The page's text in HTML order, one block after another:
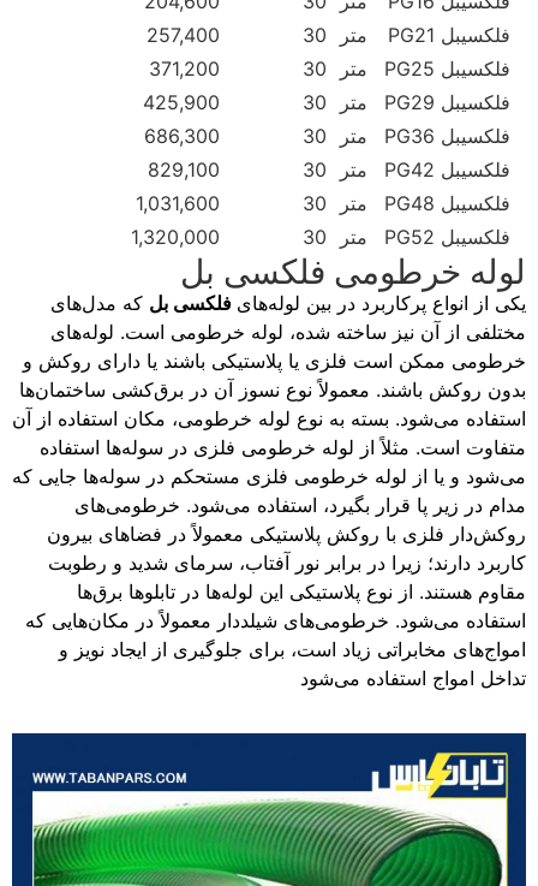
فلکسیبل PG21
متر 30
257,400
فلکسیبل PG25
متر 30
371,200
فلکسیبل PG29
متر 30
425,900
فلکسیبل PG36
متر 30
686,300
فلکسیبل PG42
متر 30
829,100
فلکسیبل PG48
متر 30
1,031,600
فلکسیبل PG52
متر 30
1,320,000
لوله خرطومی فلکسی بل
یکی از انواع پرکاربرد در بین لوله‌های فلکسی بل که مدل‌های
مختلفی از آن نیز ساخته شده، لوله خرطومی است. لوله‌های
خرطومی ممکن است فلزی یا پلاستیکی باشند یا دارای روکش و
بدون روکش باشند. معمولاً نوع نسوز آن در برق‌کشی ساختمان‌ها
استفاده می‌شود. بسته به نوع لوله خرطومی، مکان استفاده از آن
متفاوت است. مثلاً از لوله خرطومی فلزی در سوله‌ها استفاده
می‌شود و یا از لوله خرطومی فلزی مستحکم در سوله‌ها جایی که
مدام در زیر پا قرار بگیرد، استفاده می‌شود. خرطومی‌های
روکش‌دار فلزی با روکش پلاستیکی معمولاً در فضاهای بیرون
کاربرد دارند؛ زیرا در برابر نور آفتاب، سرمای شدید و رطوبت
مقاوم هستند. از نوع پلاستیکی این لوله‌ها در تابلوها برق‌ها
استفاده می‌شود. خرطومی‌های شیلددار معمولاً در مکان‌هایی که
امواج‌های مخابراتی زیاد است، برای جلوگیری از ایجاد نویز و
تداخل امواج استفاده می‌شود